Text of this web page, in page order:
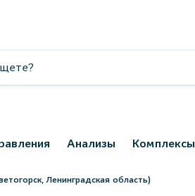
Анализы Комплексы
Ленинградская область)